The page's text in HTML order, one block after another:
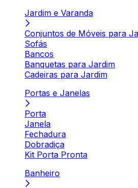
Jardim e Varanda
Conjuntos de Móveis para
Sofás
Bancos
Banquetas para Jardim
Cadeiras para Jardim
Portas e Janelas
Porta
Janela
Fechadura
Dobradiça
Kit Porta Pronta
Banheiro